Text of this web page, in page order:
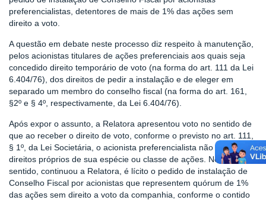
preferencialistas, detentores de mais de 1% das ações sem
direito a voto.
A questão em debate neste processo diz respeito à manutenção,
pelos acionistas titulares de ações preferenciais aos quais seja
concedido direito temporário de voto (na forma do art. 111 da Lei
6.404/76), dos direitos de pedir a instalação e de eleger em
separado um membro do conselho fiscal (na forma do art. 161,
§2º e § 4º, respectivamente, da Lei 6.404/76).
Após expor o assunto, a Relatora apresentou voto no sentido de
que ao receber o direito de voto, conforme o previsto no art. 111,
§ 1º, da Lei Societária, o acionista preferencialista não perde os
direitos próprios de sua espécie ou classe de ações. Nesse
sentido, continuou a Relatora, é lícito o pedido de instalação de
Conselho Fiscal por acionistas que representem quórum de 1%
das ações sem direito a voto da companhia, conforme o contido